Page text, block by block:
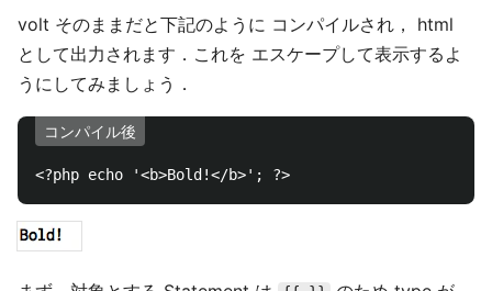
volt そのままだと下記のように コンパイルされ， html
として出力されます．これを エスケープして表示するよ
うにしてみましょう．
コンパイル後